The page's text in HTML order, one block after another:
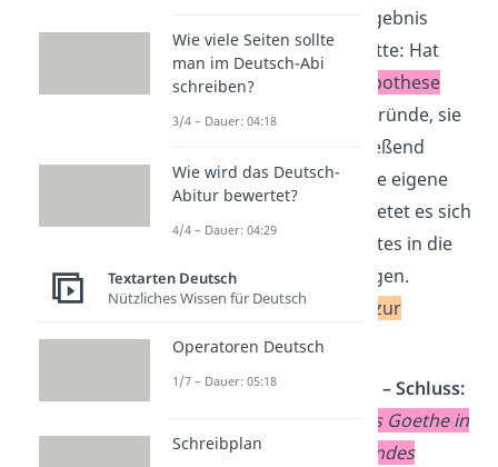
zusammen, welches Ergebnis
deine Interpretation hatte: Hat
sich deine
Deutungshypothese
bestätigt oder gibt es Gründe, sie
zu widerlegen? Abschließend
kannst du sachlich deine eigene
äußern. Oft bietet es sich
an, die Aussage des Textes in die
heutige Zeit zu übertragen.
WelchenBezug gibt es zur
Gegenwart?
Interpretation Beispiel – Schluss:
Es hat sich gezeigt, dass Goethe in
„Faust I“ ein grundlegendes
Wie viele Seiten sollte
man im Deutsch-Abi
schreiben?
3/4 – Dauer: 04:18
Wie wird das Deutsch-
Abitur bewertet?
4/4 – Dauer: 04:29
Textarten Deutsch
Nützliches Wissen für Deutsch
Operatoren Deutsch
1/7 – Dauer: 05:18
Schreibplan